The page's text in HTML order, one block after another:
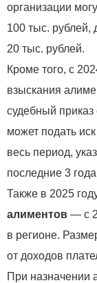
организации
100 тыс.
20 тыс. рублей.
Кроме того, с
взыскания
судебный
может подать
весь период,
последние 3
Также в 2025
алиментов — с
в регионе.
от доходов
При назначении